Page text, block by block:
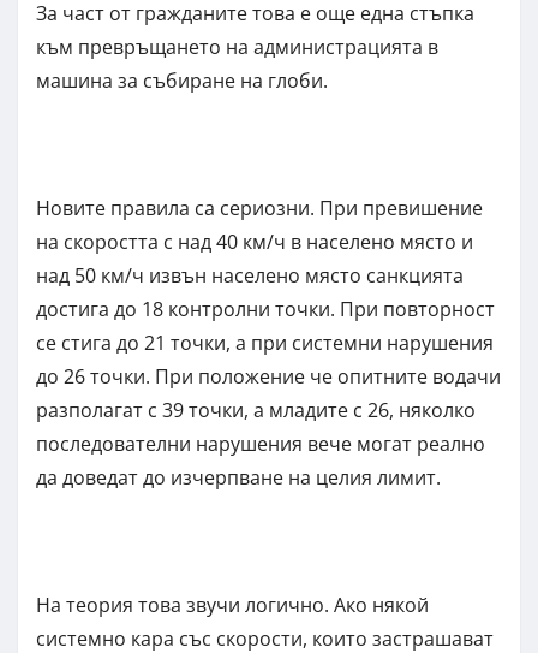
За част от гражданите това е още една стъпка
към превръщането на администрацията в
машина за събиране на глоби.
Новите правила са сериозни. При превишение
на скоростта с над 40 км/ч в населено място и
над 50 км/ч извън населено място санкцията
достига до 18 контролни точки. При повторност
се стига до 21 точки, а при системни нарушения
до 26 точки. При положение че опитните водачи
разполагат с 39 точки, а младите с 26, няколко
последователни нарушения вече могат реално
да доведат до изчерпване на целия лимит.
На теория това звучи логично. Ако някой
системно кара със скорости, които застрашават